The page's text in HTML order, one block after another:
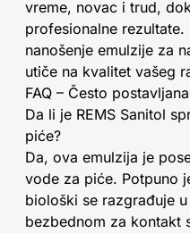
vreme, novac i trud,
profesionalne
nanošenje emulzije za
utiče na kvalitet vašeg
FAQ – Često
Da li je REMS Sanitol
piće?
Da, ova emulzija je
vode za piće. Potpuno
biološki se razgrađuje
bezbednom za kontakt